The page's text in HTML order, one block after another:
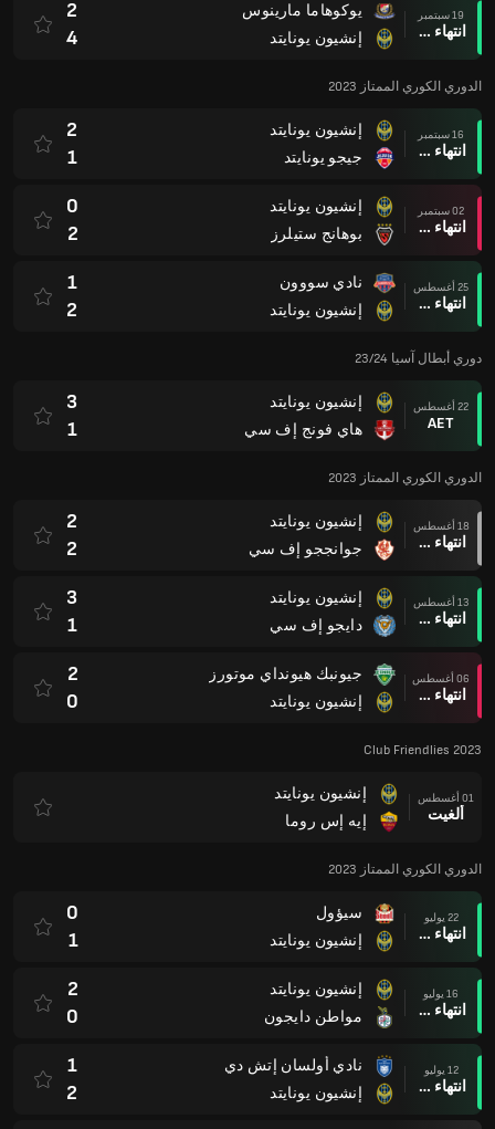
19 سبتمبر
انتهاء وقت المباراة
يوكوهاما مارينوس
إنشيون يونايتد
2
4
الدوري الكوري الممتاز 2023
16 سبتمبر
انتهاء وقت المباراة
إنشيون يونايتد
جيجو يونايتد
2
1
02 سبتمبر
انتهاء وقت المباراة
إنشيون يونايتد
بوهانج ستيلرز
0
2
25 أغسطس
انتهاء وقت المباراة
نادي سووون
إنشيون يونايتد
1
2
دوري أبطال آسيا 23/24
22 أغسطس
AET
إنشيون يونايتد
هاي فونج إف سي
3
1
الدوري الكوري الممتاز 2023
18 أغسطس
انتهاء وقت المباراة
إنشيون يونايتد
جوانججو إف سي
2
2
13 أغسطس
انتهاء وقت المباراة
إنشيون يونايتد
دايجو إف سي
3
1
06 أغسطس
انتهاء وقت المباراة
جيونبك هيونداي موتورز
إنشيون يونايتد
2
0
Club Friendlies 2023
01 أغسطس
ألغيت
إنشيون يونايتد
إيه إس روما
الدوري الكوري الممتاز 2023
22 يوليو
انتهاء وقت المباراة
سيؤول
إنشيون يونايتد
0
1
16 يوليو
انتهاء وقت المباراة
إنشيون يونايتد
مواطن دايجون
2
0
12 يوليو
انتهاء وقت المباراة
نادي أولسان إتش دي
إنشيون يونايتد
1
2